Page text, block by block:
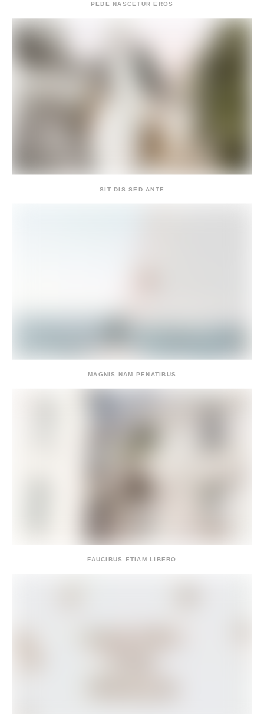
PEDE NASCETUR EROS
SIT DIS SED ANTE
MAGNIS NAM PENATIBUS
FAUCIBUS ETIAM LIBERO